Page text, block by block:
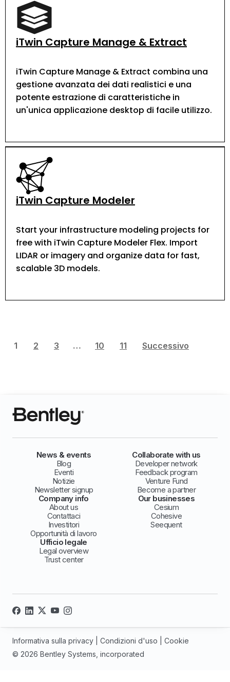
iTwin Capture Manage & Extract
iTwin Capture Manage & Extract combina una
gestione avanzata dei dati realistici e una
potente estrazione di caratteristiche in
un'unica applicazione desktop di facile utilizzo.
iTwin Capture Modeler
Start your infrastructure modeling projects for
free with iTwin Capture Modeler Flex. Import
LIDAR or imagery and organize data for fast,
scalable 3D models.
1 2 3 … 10 11 Successivo
News & events
Blog
Eventi
Notizie
Newsletter signup
Collaborate with us
Developer network
Feedback program
Venture Fund
Become a partner
Company info
About us
Contattaci
Investitori
Opportunità di lavoro
Our businesses
Cesium
Cohesive
Seequent
Ufficio legale
Legal overview
Trust center
© 2026 Bentley Systems, incorporated
Informativa sulla privacy Condizioni d'uso Cookie